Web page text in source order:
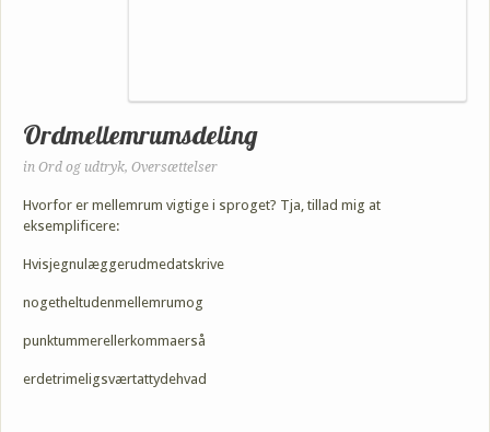
Ordmellemrumsdeling
in Ord og udtryk, Oversættelser
Hvorfor er mellemrum vigtige i sproget? Tja, tillad mig at
eksemplificere:
Hvisjegnulæggerudmedatskrive
nogetheltudenmellemrumog
punktummerellerkommaerså
erdetrimeligsværtattydehvad